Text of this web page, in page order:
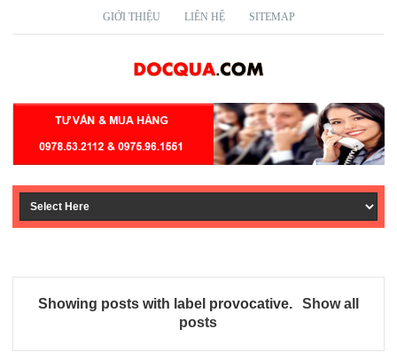
GIỚI THIỆU LIÊN HỆ SITEMAP
Showing posts with label provocative.
Show all
posts